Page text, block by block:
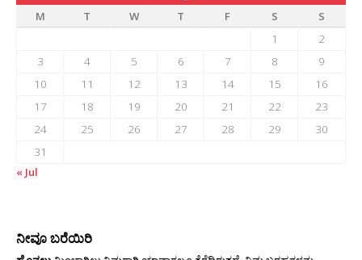
M
T W T F S
S
1
2
3
4 5 6 7 8
9
10
11 12 13 14 15
16
17
18 19 20 21 22
23
24
25 26 27 28 29
30
31
« Jul
ನೀವೂ ಬರೆಯಿರಿ